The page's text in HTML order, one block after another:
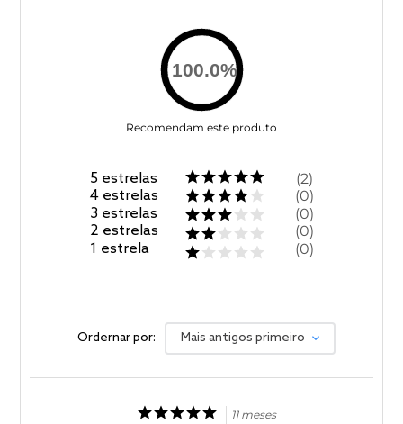
100.0%
Recomendam este produto
5 estrelas
4 estrelas
3 estrelas
2 estrelas
1 estrela
2
0
0
0
0
Ordernar por: Mais antigos primeiro
11 meses